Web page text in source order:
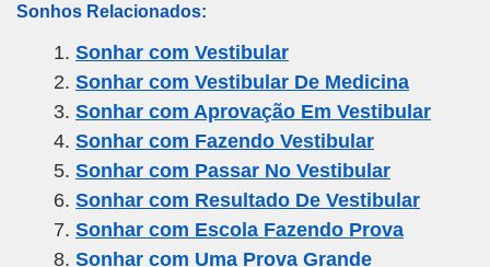
ail c
e
b
o
o
k
tt
er
e
gr
a
m
s
A
p
p
e
Sonhos Relacionados:
Sonhar com Vestibular
Sonhar com Vestibular De Medicina
Sonhar com Aprovação Em Vestibular
Sonhar com Fazendo Vestibular
Sonhar com Passar No Vestibular
Sonhar com Resultado De Vestibular
Sonhar com Escola Fazendo Prova
Sonhar com Uma Prova Grande